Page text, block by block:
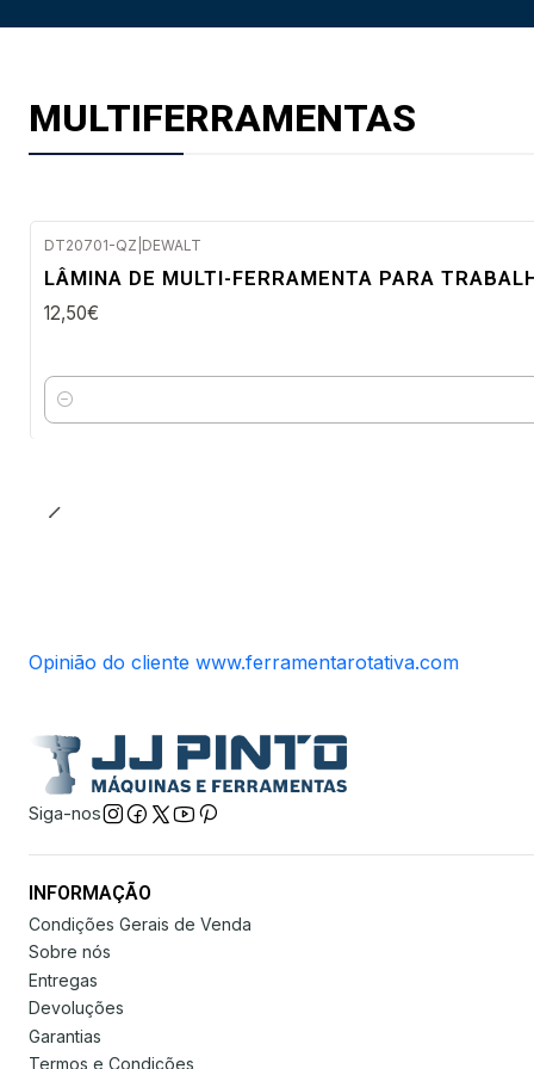
MULTIFERRAMENTAS
DT20701-QZ DEWALT
LÂMINA DE MULTI-FERRAMENTA PARA
12,50€
Quantidade
Opinião do cliente www.ferramentarotativa.com
Siga-nos
INFORMAÇÃO
Condições Gerais de Venda
Sobre nós
Entregas
Devoluções
Garantias
Termos e Condições